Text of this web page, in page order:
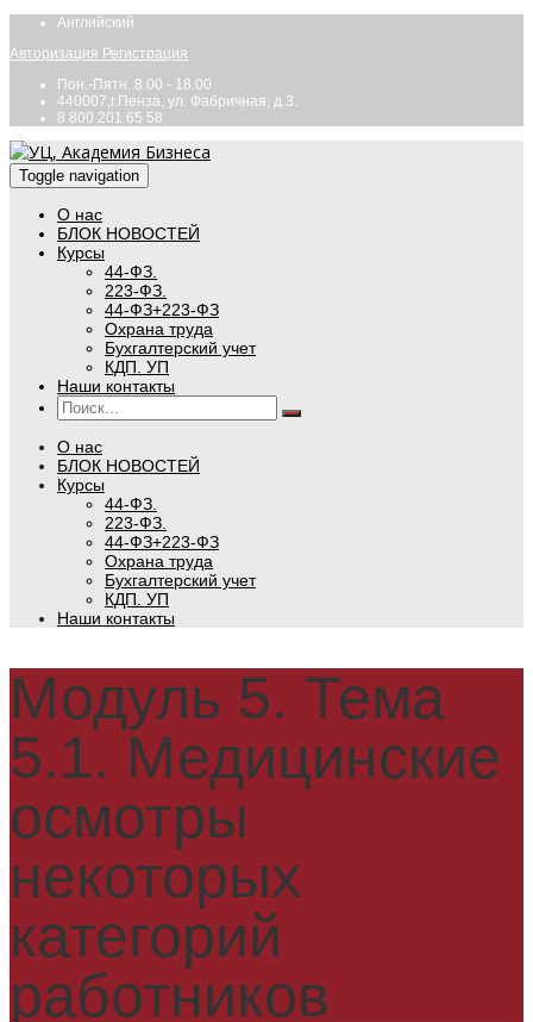
Английский
Авторизация Регистрация
Пон.-Пятн. 8.00 - 18.00
440007,г.Пенза, ул. Фабричная, д.3.
8 800 201 65 58
Toggle navigation
О нас
БЛОК НОВОСТЕЙ
Курсы
44-ФЗ.
223-ФЗ.
44-ФЗ+223-ФЗ
Охрана труда
Бухгалтерский учет
КДП. УП
Наши контакты
О нас
БЛОК НОВОСТЕЙ
Курсы
44-ФЗ.
223-ФЗ.
44-ФЗ+223-ФЗ
Охрана труда
Бухгалтерский учет
КДП. УП
Наши контакты
Модуль 5. Тема
5.1. Медицинские
осмотры
некоторых
категорий
работников